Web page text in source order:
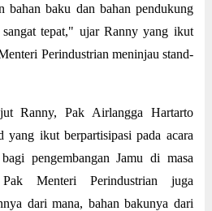
bahan baku dan bahan pendukung
tepat," ujar Ranny yang ikut
Perindustrian meninjau stand-
Ranny, Pak Airlangga Hartarto
yang ikut berpartisipasi pada acara
pengembangan Jamu di masa
Menteri Perindustrian juga
dari mana, bahan bakunya dari